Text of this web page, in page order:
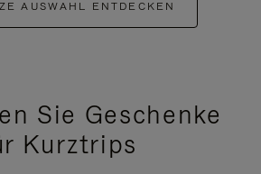
AUSWAHL ENTDECKEN
Sie Geschenke
Kurztrips